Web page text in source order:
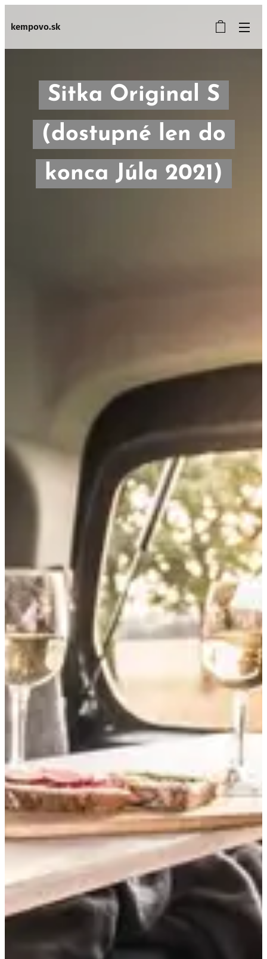
kempovo.sk
Sitka Original S
(dostupné len do
konca Júla 2021)